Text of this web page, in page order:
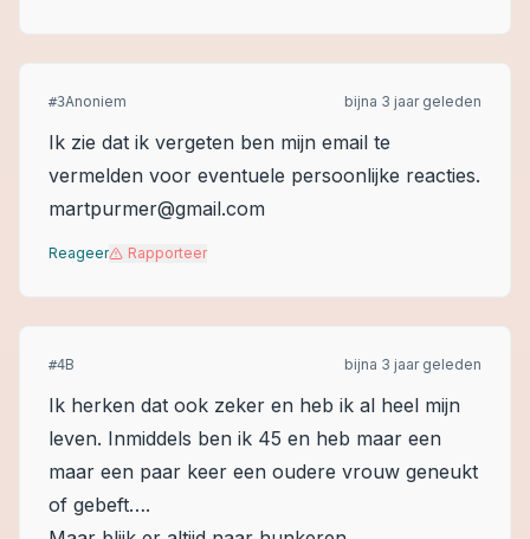
#3Anoniem bijna 3 jaar geleden
Ik zie dat ik vergeten ben mijn email te
vermelden voor eventuele persoonlijke reacties.
martpurmer@gmail.com
Reageer Rapporteer
#4B bijna 3 jaar geleden
Ik herken dat ook zeker en heb ik al heel mijn
leven. Inmiddels ben ik 45 en heb maar een
maar een paar keer een oudere vrouw geneukt
of gebeft….